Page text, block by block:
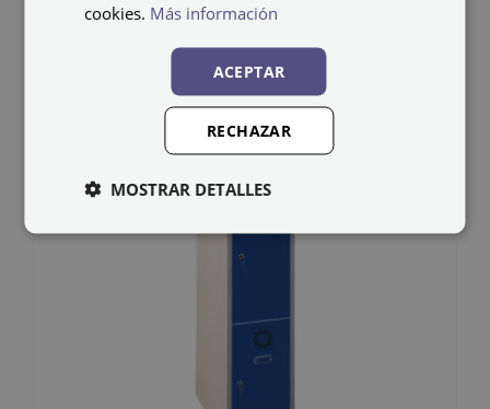
cookies. Más información
ACEPTAR
RECHAZAR
MOSTRAR DETALLES